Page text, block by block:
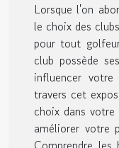
Lorsque l'on
le choix des
pour tout
club possède
influencer
travers cet
choix dans
améliorer votre